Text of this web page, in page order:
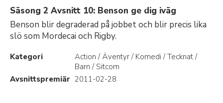
Säsong 2 Avsnitt 10: Benson ge dig iväg
Benson blir degraderad på jobbet och blir precis lika
slö som Mordecai och Rigby.
Kategori
Action / Äventyr / Komedi / Tecknat /
Barn / Sitcom
Avsnittspremiär 2011-02-28